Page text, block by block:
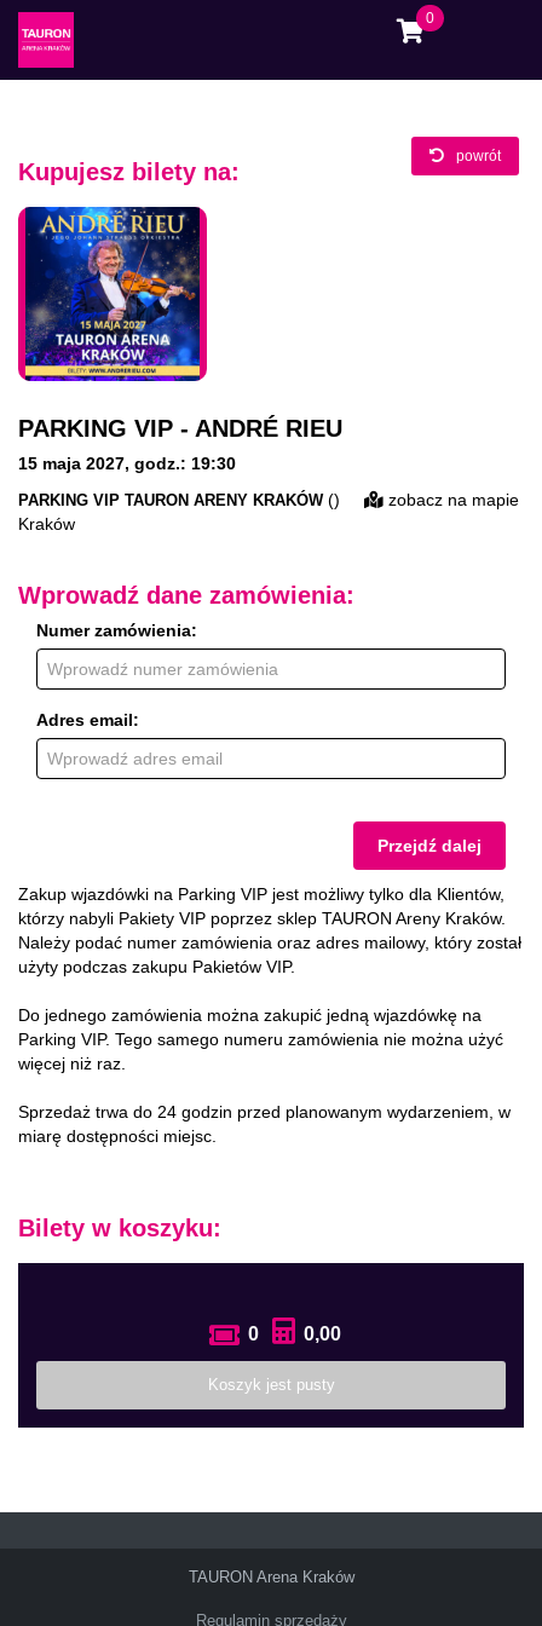
0
Kupujesz bilety na:
powrót
PARKING VIP - ANDRÉ RIEU
15 maja 2027, godz.: 19:30
PARKING VIP TAURON ARENY KRAKÓW()
Kraków
zobacz na mapie
Wprowadź dane zamówienia:
Numer zamówienia:
Adres email:
Przejdź dalej
Zakup wjazdówki na Parking VIP jest możliwy tylko dla Klientów,
którzy nabyli Pakiety VIP poprzez sklep TAURON Areny Kraków.
Należy podać numer zamówienia oraz adres mailowy, który został
użyty podczas zakupu Pakietów VIP.
Do jednego zamówienia można zakupić jedną wjazdówkę na
Parking VIP. Tego samego numeru zamówienia nie można użyć
więcej niż raz.
Sprzedaż trwa do 24 godzin przed planowanym wydarzeniem, w
miarę dostępności miejsc.
Bilety w koszyku:
0 0,00
Koszyk jest pusty
TAURON Arena Kraków
Regulamin sprzedaży